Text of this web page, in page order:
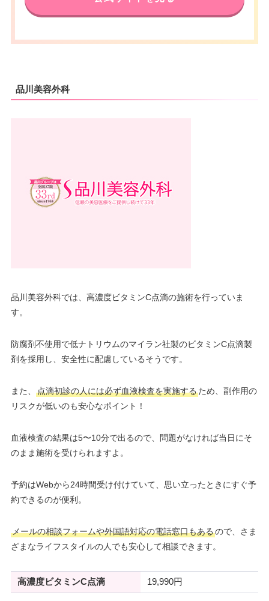
品川美容外科
品川美容外科では、高濃度ビタミンC点滴の施術を行っていま
す。
防腐剤不使用で低ナトリウムのマイラン社製のビタミンC点滴製
剤を採用し、安全性に配慮しているそうです。
また、 点滴初診の人には必ず血液検査を実施するため、副作用の
リスクが低いのも安心なポイント！
血液検査の結果は5〜10分で出るので、問題がなければ当日にそ
のまま施術を受けられますよ。
予約はWebから24時間受け付けていて、思い立ったときにすぐ予
約できるのが便利。
メールの相談フォームや外国語対応の電話窓口もあるので、さま
ざまなライフスタイルの人でも安心して相談できます。
高濃度ビタミンC点滴 19,990円